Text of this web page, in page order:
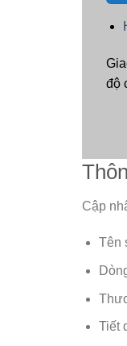
độ
Cập
Tên
Tiết